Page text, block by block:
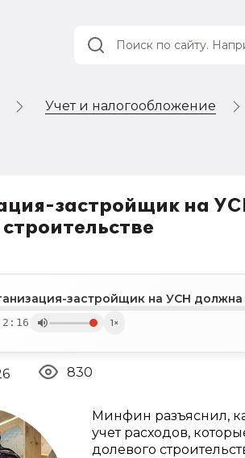
Учет и налогообложение
застройщик на
1×
830
Минфин разъяснил,
учет расходов,
долевого